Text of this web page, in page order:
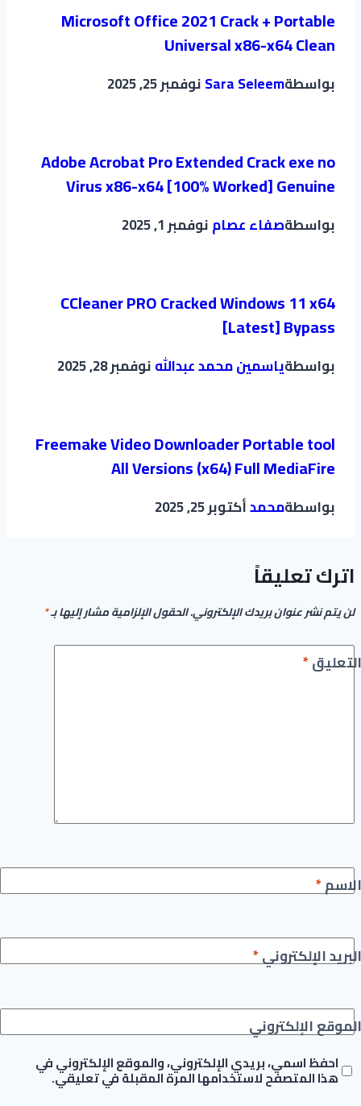
Microsoft Office 2021 Crack + Portable
Universal x86-x64 Clean
بواسطةSara Seleemنوفمبر 25, 2025
Adobe Acrobat Pro Extended Crack exe no
Virus x86-x64 [100% Worked] Genuine
بواسطةصفاء عصامنوفمبر 1, 2025
CCleaner PRO Cracked Windows 11 x64
[Latest] Bypass
بواسطةياسمين محمد عبداللهنوفمبر 28, 2025
Freemake Video Downloader Portable tool
All Versions (x64) Full MediaFire
بواسطةمحمدأكتوبر 25, 2025
اترك تعليقاً
لن يتم نشر عنوان بريدك الإلكتروني.الحقول الإلزامية مشار إليها بـ*
التعليق*
الاسم*
البريد الإلكتروني*
الموقع الإلكتروني
احفظ اسمي، بريدي الإلكتروني، والموقع الإلكتروني في
هذا المتصفح لاستخدامها المرة المقبلة في تعليقي.